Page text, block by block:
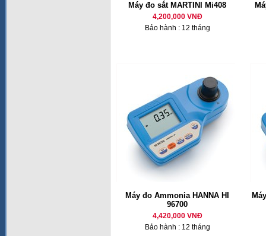
Máy đo sắt MARTINI Mi408
4,200,000 VNĐ
Bảo hành : 12 tháng
Máy đo Ammonia HANNA HI
96700
4,420,000 VNĐ
Bảo hành : 12 tháng